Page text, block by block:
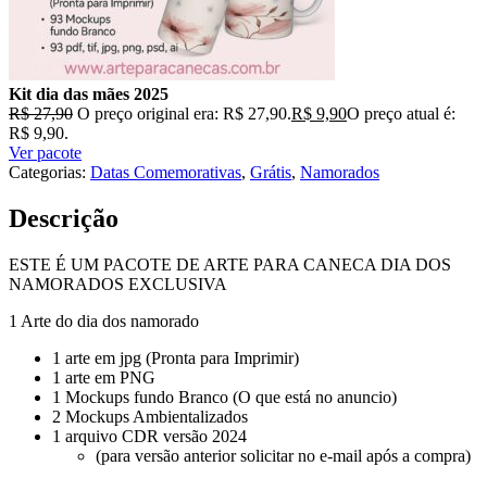
Kit dia das mães 2025
R$27,90 O preço original era: R$ 27,90.R$ 9,90O preço atual é:
R$ 9,90.
Ver pacote
Categorias: Datas Comemorativas, Grátis, Namorados
Descrição
ESTE É UM PACOTE DE ARTE PARA CANECA DIA DOS
NAMORADOS EXCLUSIVA
1 Arte do dia dos namorado
1 arte em jpg (Pronta para Imprimir)
1 arte em PNG
1 Mockups fundo Branco (O que está no anuncio)
2 Mockups Ambientalizados
1 arquivo CDR versão 2024
(para versão anterior solicitar no e-mail após a compra)